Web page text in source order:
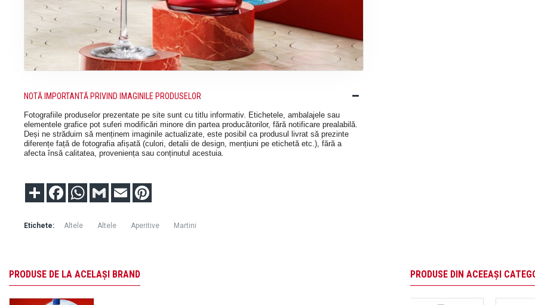
NOTĂ IMPORTANTĂ PRIVIND IMAGINILE PRODUSELOR
Fotografiile produselor prezentate pe site sunt cu titlu informativ. Etichetele, ambalajele sau
elementele grafice pot suferi modificări minore din partea producătorilor, fără notificare prealabilă.
Deși ne străduim să menținem imaginile actualizate, este posibil ca produsul livrat să prezinte
diferențe față de fotografia afișată (culori, detalii de design, mențiuni pe etichetă etc.), fără a
afecta însă calitatea, proveniența sau conținutul acestuia.
PartajareFacebookWhatsApp
Gmail Email
Etichete: Altele Altele Aperitive Martini
PRODUSE DE LA ACELAȘI BRAND PRODUSE DIN ACEEAȘI